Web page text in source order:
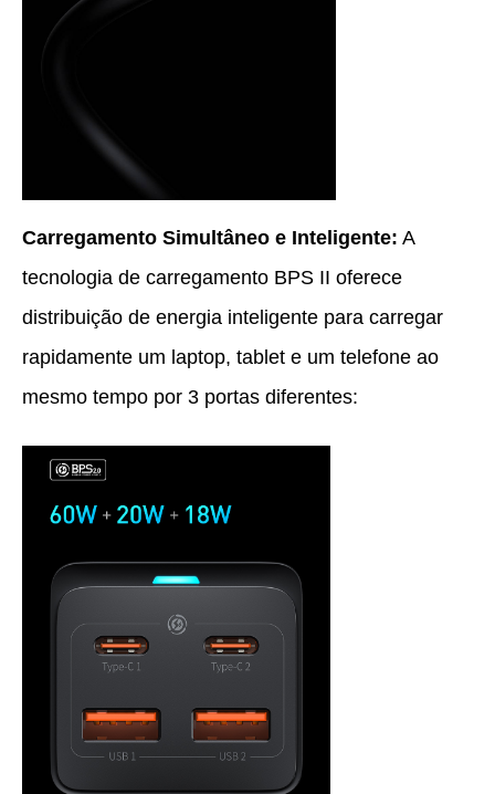
Carregamento Simultâneo e Inteligente: A
tecnologia de carregamento BPS II oferece
distribuição de energia inteligente para carregar
rapidamente um laptop, tablet e um telefone ao
mesmo tempo por 3 portas diferentes: